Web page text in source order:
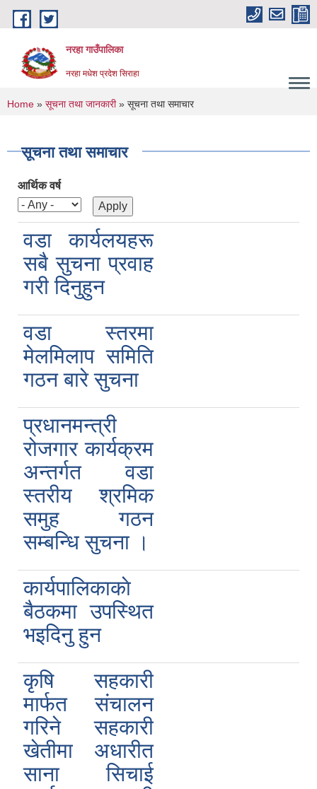
Skip to main content
नरहा गाउँपालिका
नरहा मधेश प्रदेश सिराहा
You are here
Home » सूचना तथा जानकारी» सूचना तथा समाचार
सूचना तथा समाचार
आर्थिक वर्ष
वडा कार्यलयहरू
सबै सुचना प्रवाह
गरी दिनुहुन
वडा स्तरमा
मेलमिलाप समिति
गठन बारे सुचना
प्रधानमन्त्री
रोजगार कार्यक्रम
अन्तर्गत वडा
स्तरीय श्रमिक
समुह गठन
सम्बन्धि सुचना ।
कार्यपालिकाकाे
बैठकमा उपस्थित
भइदिनु हुन
कृषि सहकारी
मार्फत संचालन
गरिने सहकारी
खेतीमा अधारीत
साना सिचाई